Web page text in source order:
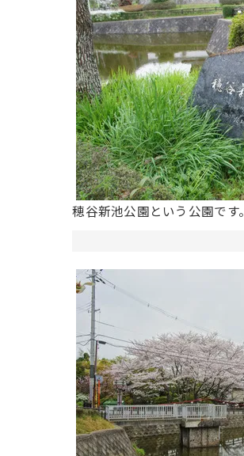
穂谷新池公園という公園です。